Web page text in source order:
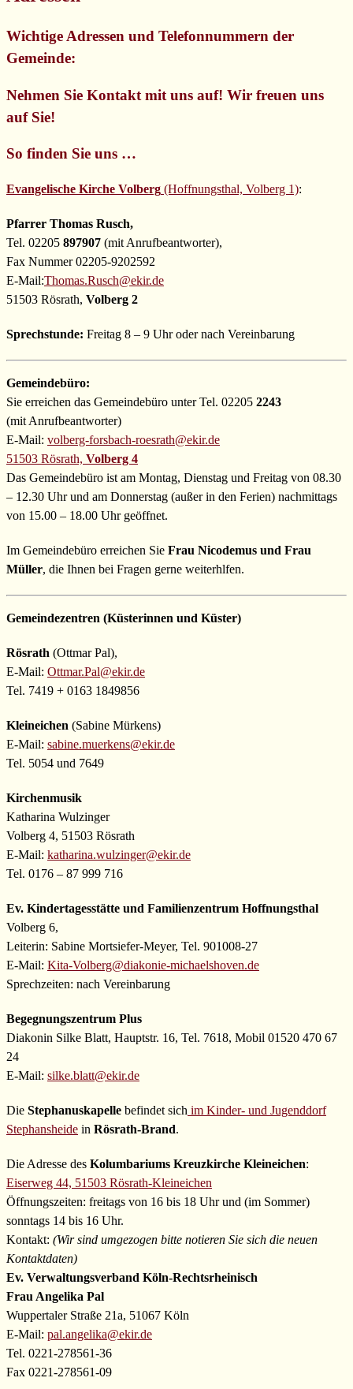
Wichtige Adressen und Telefonnummern der
Gemeinde:
Nehmen Sie Kontakt mit uns auf! Wir freuen uns
auf Sie!
So finden Sie uns …
Evangelische Kirche Volberg (Hoffnungsthal, Volberg 1):
Pfarrer Thomas Rusch,
Tel. 02205 897907 (mit Anrufbeantworter),
Fax Nummer 02205-9202592
E-Mail:Thomas.Rusch@ekir.de
51503 Rösrath, Volberg 2
Sprechstunde: Freitag 8 – 9 Uhr oder nach Vereinbarung
Gemeindebüro:
Sie erreichen das Gemeindebüro unter Tel. 02205 2243
(mit Anrufbeantworter)
E-Mail: volberg-forsbach-roesrath@ekir.de
51503 Rösrath, Volberg 4
Das Gemeindebüro ist am Montag, Dienstag und Freitag von 08.30
– 12.30 Uhr und am Donnerstag (außer in den Ferien) nachmittags
von 15.00 – 18.00 Uhr geöffnet.
Im Gemeindebüro erreichen Sie Frau Nicodemus und Frau
Müller, die Ihnen bei Fragen gerne weiterhlfen.
Gemeindezentren (Küsterinnen und Küster)
Rösrath (Ottmar Pal),
E-Mail: Ottmar.Pal@ekir.de
Tel. 7419 + 0163 1849856
Kleineichen (Sabine Mürkens)
E-Mail: sabine.muerkens@ekir.de
Tel. 5054 und 7649
Kirchenmusik
Katharina Wulzinger
Volberg 4, 51503 Rösrath
E-Mail: katharina.wulzinger@ekir.de
Tel. 0176 – 87 999 716
Ev. Kindertagesstätte und Familienzentrum Hoffnungsthal
Volberg 6,
Leiterin: Sabine Mortsiefer-Meyer, Tel. 901008-27
E-Mail: Kita-Volberg@diakonie-michaelshoven.de
Sprechzeiten: nach Vereinbarung
Begegnungszentrum Plus
Diakonin Silke Blatt, Hauptstr. 16, Tel. 7618, Mobil 01520 470 67
24
E-Mail: silke.blatt@ekir.de
Die Stephanuskapelle befindet sich im Kinder- und Jugenddorf
Stephansheide in Rösrath-Brand.
Die Adresse des Kolumbariums Kreuzkirche Kleineichen:
Eiserweg 44, 51503 Rösrath-Kleineichen
Öffnungszeiten: freitags von 16 bis 18 Uhr und (im Sommer)
sonntags 14 bis 16 Uhr.
Kontakt: (Wir sind umgezogen bitte notieren Sie sich die neuen
Kontaktdaten)
Ev. Verwaltungsverband Köln-Rechtsrheinisch
Frau Angelika Pal
Wuppertaler Straße 21a, 51067 Köln
E-Mail: pal.angelika@ekir.de
Tel. 0221-278561-36
Fax 0221-278561-09